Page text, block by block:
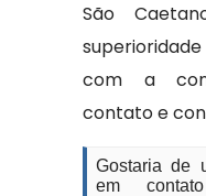
São
com a
contato e
Gostaria de
em